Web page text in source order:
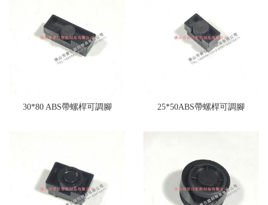
30*80 ABS帶螺桿可調腳 25*50ABS帶螺桿可調腳